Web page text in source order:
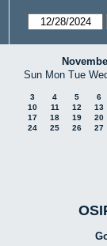
Sun Mon Tue
3 4 5
6
10
11 12
13
17
18 19
20
24
25 26 27